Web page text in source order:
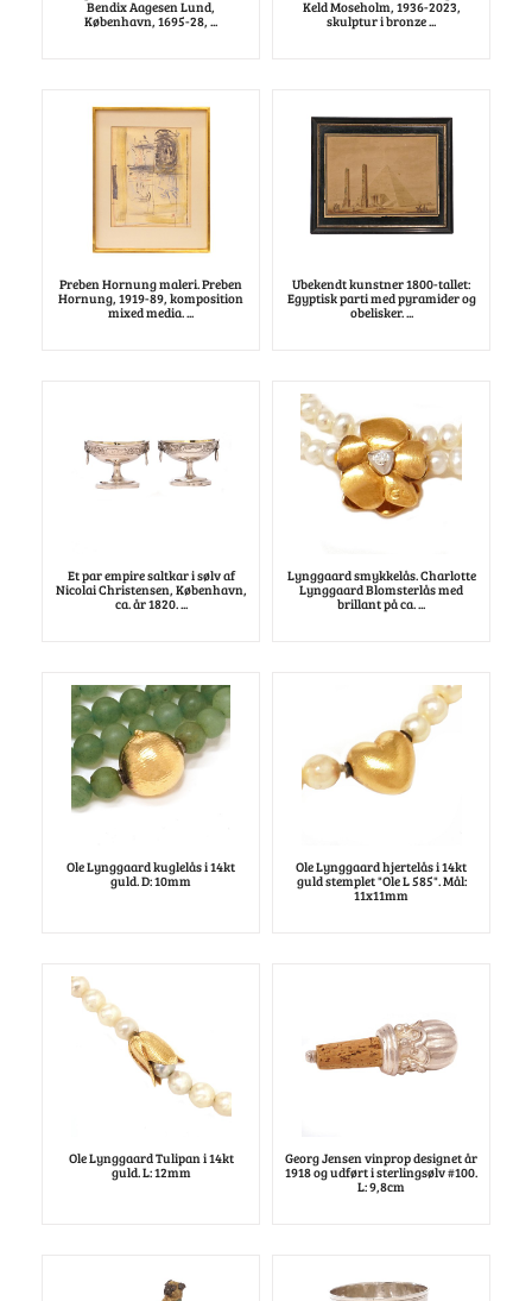
Bendix Aagesen Lund,
København, 1695-28, ...
Keld Moseholm, 1936-2023,
skulptur i bronze ...
Preben Hornung maleri. Preben
Hornung, 1919-89, komposition
mixed media. ...
Ubekendt kunstner 1800-tallet:
Egyptisk parti med pyramider og
obelisker. ...
Et par empire saltkar i sølv af
Nicolai Christensen, København,
ca. år 1820. ...
Lynggaard smykkelås. Charlotte
Lynggaard Blomsterlås med
brillant på ca. ...
Ole Lynggaard kuglelås i 14kt
guld. D: 10mm
Ole Lynggaard hjertelås i 14kt
guld stemplet "Ole L 585". Mål:
11x11mm
Ole Lynggaard Tulipan i 14kt
guld. L: 12mm
Georg Jensen vinprop designet år
1918 og udført i sterlingsølv #100.
L: 9,8cm